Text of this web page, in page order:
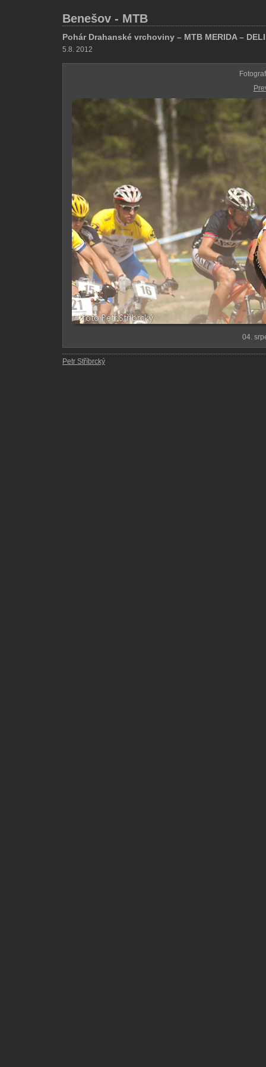
Benešov - MTB
Pohár Drahanské vrchoviny – MTB MERIDA –
5.8. 2012
04.
Petr Stříbrcký